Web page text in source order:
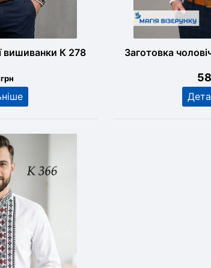
вишиванки К 278
грн
Заготовка